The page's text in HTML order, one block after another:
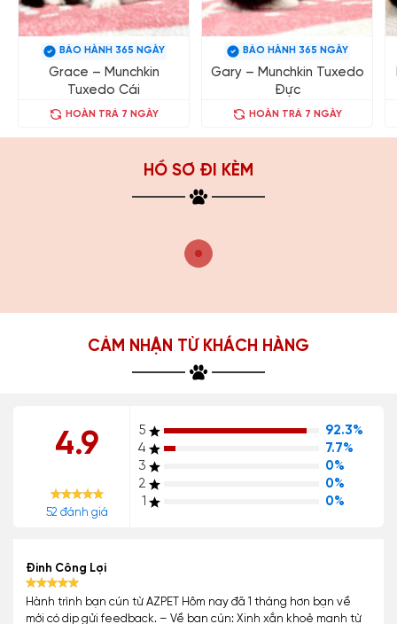
BẢO HÀNH 365 NGÀY
Grace – Munchkin
Tuxedo Cái
HOÀN TRẢ 7 NGÀY
BẢO HÀNH 365 NGÀY
Gary – Munchkin Tuxedo
Đực
HOÀN TRẢ 7 NGÀY
HỒ SƠ ĐI KÈM
CẢM NHẬN TỪ KHÁCH HÀNG
4.9
52 đánh giá
5
92.3%
4
7.7%
3
0%
2
0%
1
0%
Đinh Công Lợi
Hành trình bạn cún từ AZPET Hôm nay đã 1 tháng hơn bạn về
mới có dịp gửi feedback. – Về bạn cún: Xinh xắn khoẻ mạnh từ